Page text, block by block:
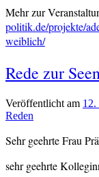
Mehr zur
politik.de/projekte/
weiblich/
Corona,
Gleichstellung
Rede zur
Veröffentlicht am 12.
Reden
Sehr geehrte Frau
sehr geehrte